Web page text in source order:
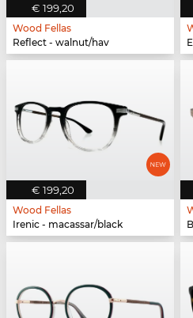
€ 199,20
Wood Fellas
Reflect - walnut/hav
€ 199,20
Wood Fellas
Irenic - macassar/black